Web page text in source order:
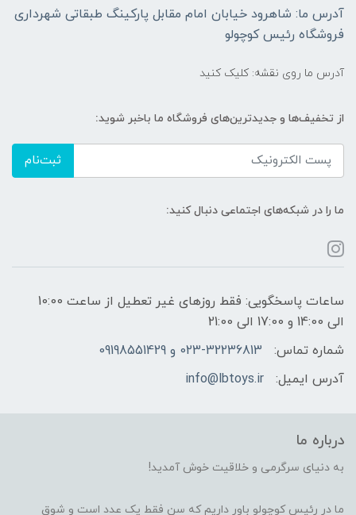
آدرس ما: شاهرود خیابان امام مقابل پارکینگ طبقاتی شهرداری
فروشگاه رئیس کوچولو
آدرس ما روی نقشه: کلیک کنید
از تخفیف‌ها و جدیدترین‌های فروشگاه ما باخبر شوید:
ثبت‌نام
ما را در شبکه‌های اجتماعی دنبال کنید:
ساعات پاسخگویی: فقط روزهای غیر تعطیل از ساعت 10:00
الی 14:00 و 17:00 الی 21:00
شماره تماس:
023-32236813 و 09198551429
آدرس ایمیل:
info@lbtoys.ir
درباره ما
به دنیای سرگرمی و خلاقیت خوش آمدید!
ما در رئیس کوچولو باور داریم که سن فقط یک عدد است و شوقِ